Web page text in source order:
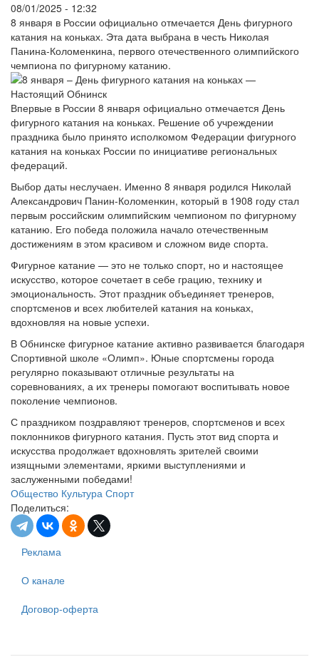
08/01/2025 - 12:32
8 января в России официально отмечается День фигурного
катания на коньках. Эта дата выбрана в честь Николая
Панина-Коломенкина, первого отечественного олимпийского
чемпиона по фигурному катанию.
Впервые в России 8 января официально отмечается День
фигурного катания на коньках. Решение об учреждении
праздника было принято исполкомом Федерации фигурного
катания на коньках России по инициативе региональных
федераций.
Выбор даты неслучаен. Именно 8 января родился Николай
Александрович Панин-Коломенкин, который в 1908 году стал
первым российским олимпийским чемпионом по фигурному
катанию. Его победа положила начало отечественным
достижениям в этом красивом и сложном виде спорта.
Фигурное катание — это не только спорт, но и настоящее
искусство, которое сочетает в себе грацию, технику и
эмоциональность. Этот праздник объединяет тренеров,
спортсменов и всех любителей катания на коньках,
вдохновляя на новые успехи.
В Обнинске фигурное катание активно развивается благодаря
Спортивной школе «Олимп». Юные спортсмены города
регулярно показывают отличные результаты на
соревнованиях, а их тренеры помогают воспитывать новое
поколение чемпионов.
С праздником поздравляют тренеров, спортсменов и всех
поклонников фигурного катания. Пусть этот вид спорта и
искусства продолжает вдохновлять зрителей своими
изящными элементами, яркими выступлениями и
заслуженными победами!
Общество Культура Спорт
Поделиться:
Реклама
О канале
Договор-оферта